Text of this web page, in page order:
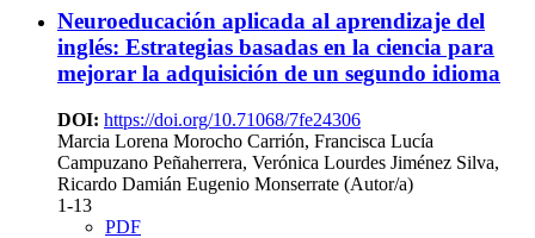
Neuroeducación aplicada al aprendizaje del
inglés: Estrategias basadas en la ciencia para
mejorar la adquisición de un segundo idioma
DOI: https://doi.org/10.71068/7fe24306
Marcia Lorena Morocho Carrión, Francisca Lucía
Campuzano Peñaherrera, Verónica Lourdes Jiménez Silva,
Ricardo Damián Eugenio Monserrate (Autor/a)
1-13
PDF